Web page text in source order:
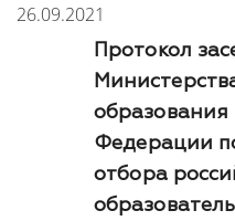
26.09.2021
Протокол
образования
Федерации
отбора